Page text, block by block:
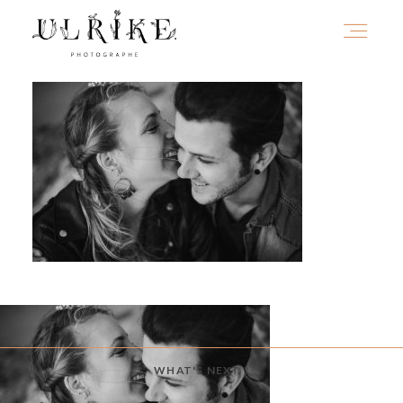
WHAT'S NEXT ?
HOME
A PROPOS
PORTFOLIO
JOURNAL